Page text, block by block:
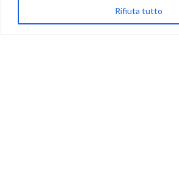
Rifiuta tutto
info@ideepercreare.it